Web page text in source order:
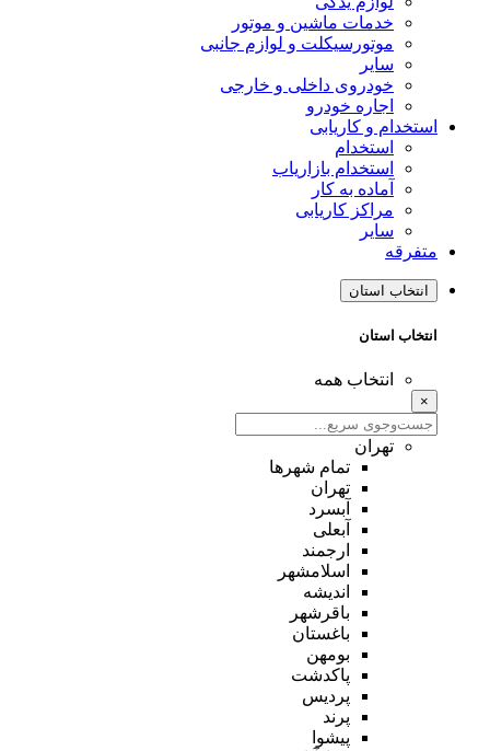
خدمات ماشین و موتور
موتورسیکلت و لوازم جانبی
سایر
خودروی داخلی و خارجی
اجاره خودرو
استخدام و کاریابی
استخدام
استخدام بازاریاب
آماده به کار
مراکز کاریابی
سایر
متفرقه
انتخاب استان
انتخاب استان
انتخاب همه
×
تهران
تمام شهر‌ها
تهران
آبسرد
آبعلی
ارجمند
اسلامشهر
اندیشه
باقرشهر
باغستان
بومهن
پاکدشت
پردیس
پرند
پیشوا